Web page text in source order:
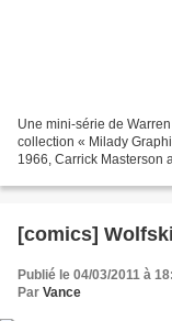
Une mini-série de
collection « Milady
1966, Carrick Masterson
[comics]
Publié le 04/03/2011 à
Par Vance